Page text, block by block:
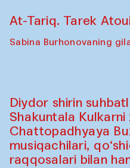
At-Tariq. Tarek
Sabina Burhonovaning
Diydor shirin
Shakuntala
Chattopadhyaya
musiqachilari,
raqqosalari bilan